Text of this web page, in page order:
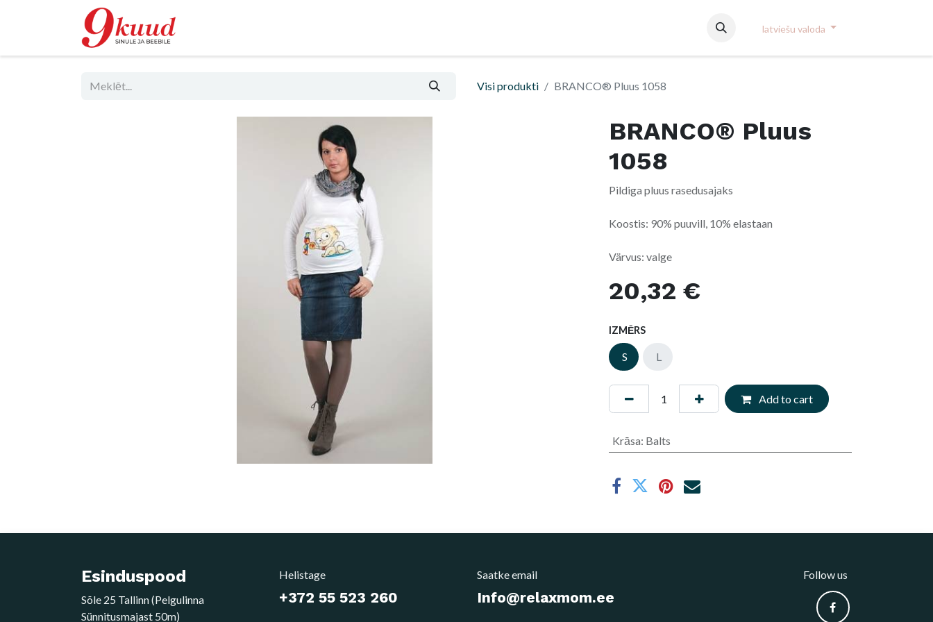
latviešu valoda
Visi produkti BRANCO® Pluus 1058
BRANCO® Pluus
1058
Pildiga pluus rasedusajaks
Koostis: 90% puuvill, 10% elastaan
Värvus: valge
20,32 €
IZMĒRS
S L
Add to cart
Krāsa: Balts
Esinduspood
Sõle 25 Tallinn (Pelgulinna
Sünnitusmajast 50m)
Helistage
+372 55 523 260
Saatke email
Info@relaxmom.ee
Follow us